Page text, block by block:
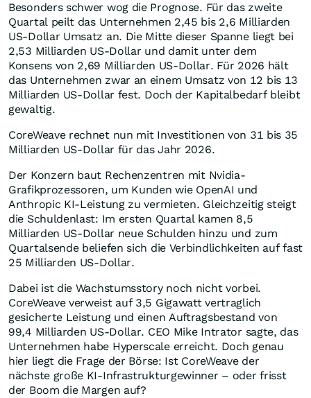
Besonders schwer wog die Prognose. Für das zweite
Quartal peilt das Unternehmen 2,45 bis 2,6 Milliarden
US-Dollar Umsatz an. Die Mitte dieser Spanne liegt bei
2,53 Milliarden US-Dollar und damit unter dem
Konsens von 2,69 Milliarden US-Dollar. Für 2026 hält
das Unternehmen zwar an einem Umsatz von 12 bis 13
Milliarden US-Dollar fest. Doch der Kapitalbedarf bleibt
gewaltig.
CoreWeave rechnet nun mit Investitionen von 31 bis 35
Milliarden US-Dollar für das Jahr 2026.
Der Konzern baut Rechenzentren mit Nvidia-
Grafikprozessoren, um Kunden wie OpenAI und
Anthropic KI-Leistung zu vermieten. Gleichzeitig steigt
die Schuldenlast: Im ersten Quartal kamen 8,5
Milliarden US-Dollar neue Schulden hinzu und zum
Quartalsende beliefen sich die Verbindlichkeiten auf fast
25 Milliarden US-Dollar.
Dabei ist die Wachstumsstory noch nicht vorbei.
CoreWeave verweist auf 3,5 Gigawatt vertraglich
gesicherte Leistung und einen Auftragsbestand von
99,4 Milliarden US-Dollar. CEO Mike Intrator sagte, das
Unternehmen habe Hyperscale erreicht. Doch genau
hier liegt die Frage der Börse: Ist CoreWeave der
nächste große KI-Infrastrukturgewinner – oder frisst
der Boom die Margen auf?